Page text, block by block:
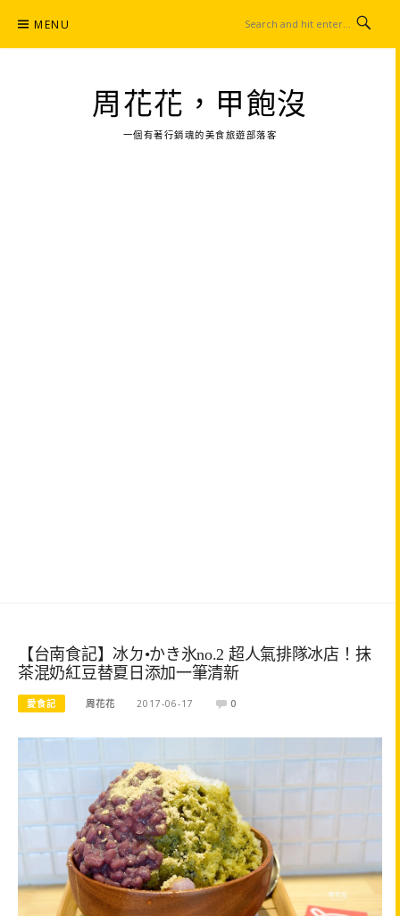
content
MENU
周花花，甲飽沒
一個有著行銷魂的美食旅遊部落客
【台南食記】冰ㄉ•かき氷no.2 超人氣排隊冰店！抹
茶混奶紅豆替夏日添加一筆清新
愛食記 周花花 2017-06-17 0